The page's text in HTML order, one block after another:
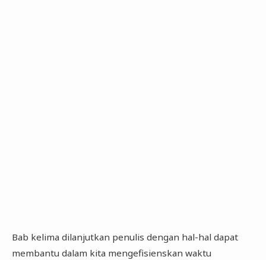
Bab kelima dilanjutkan penulis dengan hal-hal dapat
membantu dalam kita mengefisienskan waktu